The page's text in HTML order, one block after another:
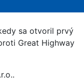
sa otvoril prvý
Great Highway